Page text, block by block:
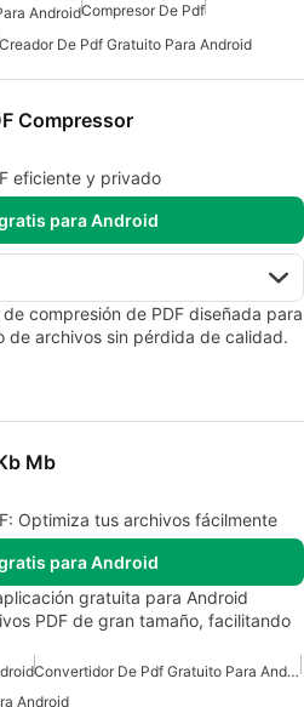
AndroidCompresor De Pdf
Creador De Pdf Gratuito Para Android
Compressor
eficiente y privado
para Android
compresión de PDF diseñada para
de archivos sin pérdida de calidad.
Mb
Optimiza tus archivos fácilmente
para Android
gratuita para Android
PDF de gran tamaño, facilitando
Convertidor De Pdf Gratuito Para Android
Android